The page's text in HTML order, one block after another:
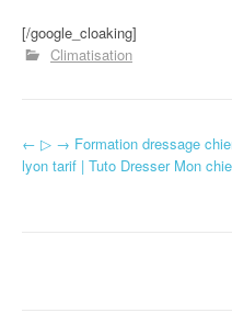
[/google_cloaking]
Climatisation
Navigation
← ▷ → Formation dressage
lyon tarif | Tuto Dresser Mon